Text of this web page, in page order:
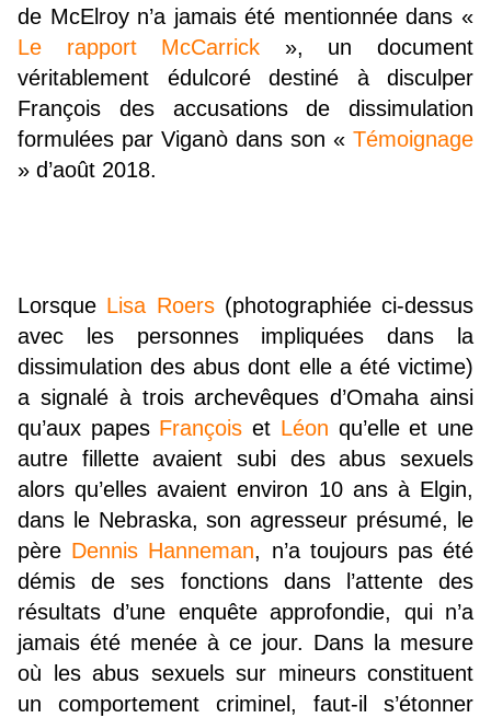
de McElroy n’a jamais été mentionnée dans «
Le rapport McCarrick », un document
véritablement édulcoré destiné à disculper
François des accusations de dissimulation
formulées par Viganò dans son « Témoignage
» d’août 2018.
Lorsque Lisa Roers(photographiée ci-dessus
avec les personnes impliquées dans la
dissimulation des abus dont elle a été victime)
a signalé à trois archevêques d’Omaha ainsi
qu’aux papes François et Léon qu’elle et une
autre fillette avaient subi des abus sexuels
alors qu’elles avaient environ 10 ans à Elgin,
dans le Nebraska, son agresseur présumé, le
père Dennis Hanneman, n’a toujours pas été
démis de ses fonctions dans l’attente des
résultats d’une enquête approfondie, qui n’a
jamais été menée à ce jour. Dans la mesure
où les abus sexuels sur mineurs constituent
un comportement criminel, faut-il s’étonner